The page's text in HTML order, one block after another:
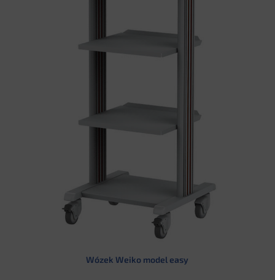
Wózek Weiko model easy